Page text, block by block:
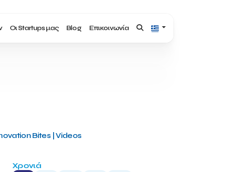
Οι Startups μας Blog Επικοινωνία
Bites | Videos
Χρονιά